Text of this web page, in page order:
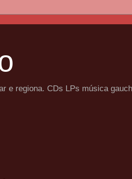
e regiona. CDs LPs música